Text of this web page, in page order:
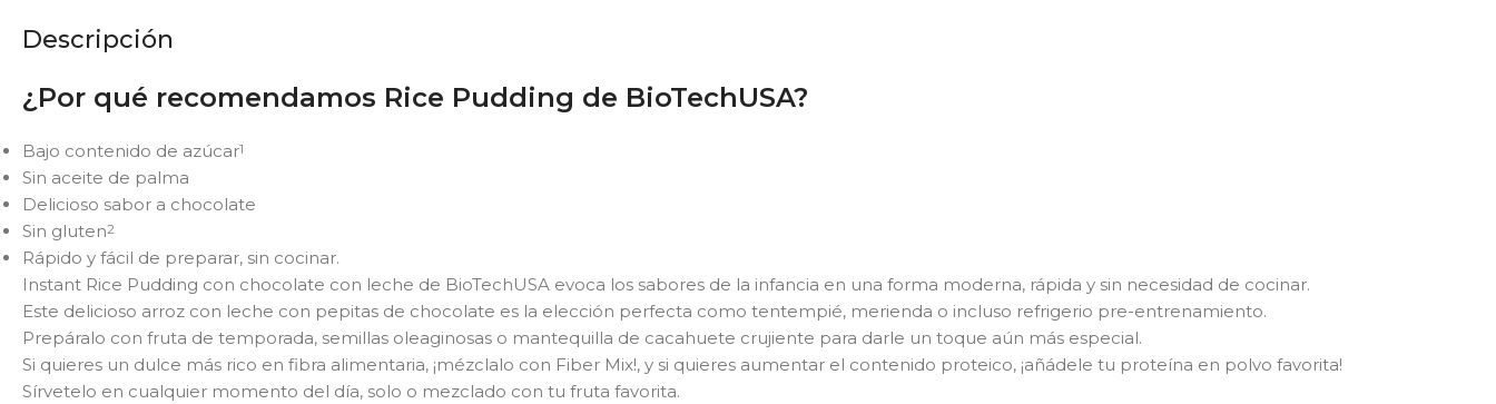
Descripción
¿Por qué recomendamos Rice Pudding de BioTechUSA?
Bajo contenido de azúcar1
Sin aceite de palma
Delicioso sabor a chocolate
Sin gluten2
Rápido y fácil de preparar, sin cocinar.
Instant Rice Pudding con chocolate con leche de BioTechUSA evoca los sabores de la infancia en una forma moderna, rápida y sin necesidad de cocinar.
Este delicioso arroz con leche con pepitas de chocolate es la elección perfecta como tentempié, merienda o incluso refrigerio pre-entrenamiento.
Prepáralo con fruta de temporada, semillas oleaginosas o mantequilla de cacahuete crujiente para darle un toque aún más especial.
Si quieres un dulce más rico en fibra alimentaria, ¡mézclalo con Fiber Mix!, y si quieres aumentar el contenido proteico, ¡añádele tu proteína en polvo favorita!
Sírvetelo en cualquier momento del día, solo o mezclado con tu fruta favorita.